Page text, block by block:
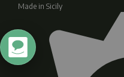
Made in Sicily